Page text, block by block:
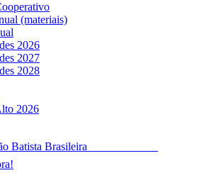
(materiais)
2026
2027
2028
2026